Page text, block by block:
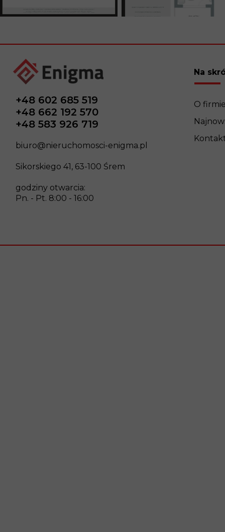
+48 602 685 519
+48 662 192 570
+48 583 926 719
biuro@nieruchomosci-enigma.pl
Sikorskiego 41, 63-100 Śrem
godziny otwarcia:
Pn. - Pt. 8:00 - 16:00
Na
O